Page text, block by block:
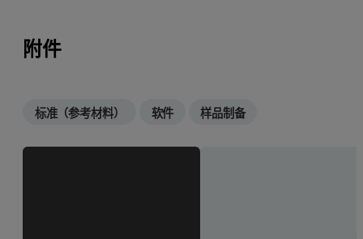
附件
标准（参考材料） 软件 样品制备